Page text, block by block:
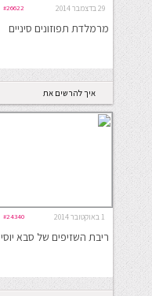
29 בדצמבר 2014 #26622
מרמלדת תפוזונים סיניים
איך להרשים את
חמותך
1 באוקטובר 2014 #24340
ריבת השזיפים של סבא יוסי